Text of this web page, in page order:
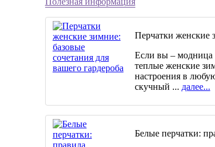
Перчатки женские
Если вы – модница
теплые женские
настроения в
скучный ... далее...
Белые перчатки: